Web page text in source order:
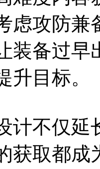
虑攻防兼
装备过早
升目标。
计不仅延
获取都成